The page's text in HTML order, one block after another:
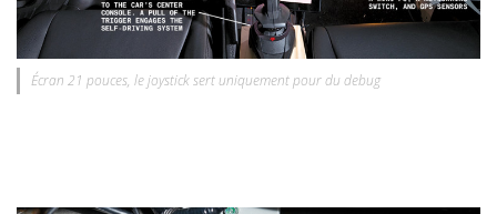
Écran 21 pouces, le joystick sert uniquement pour du debug